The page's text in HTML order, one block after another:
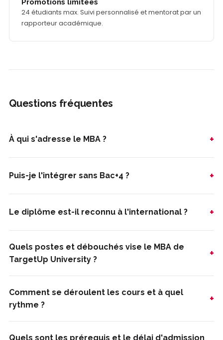
Promotions limitées
24 étudiants max. Suivi personnalisé et mentorat par un
rapporteur académique.
Questions fréquentes
À qui s'adresse le MBA ? +
Puis-je l'intégrer sans Bac+4 ? +
Le diplôme est-il reconnu à l'international ? +
Quels postes et débouchés vise le MBA de
TargetUp University ?
+
Comment se déroulent les cours et à quel
rythme ?
+
Quels sont les prérequis et le délai d'admission